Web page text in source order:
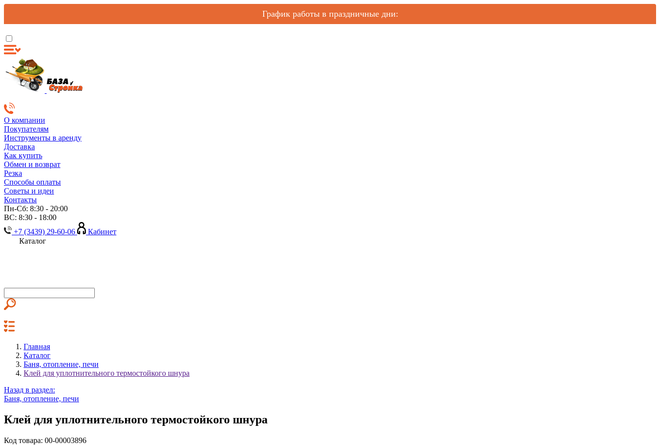
График работы в праздничные дни:
О компании
Покупателям
Инструменты в аренду
Доставка
Как купить
Обмен и возврат
Резка
Способы оплаты
Советы и идеи
Контакты
Пн-Сб: 8:30 - 20:00
ВС: 8:30 - 18:00
+7 (3439) 29-60-06
Кабинет
Каталог
Главная
Каталог
Баня, отопление, печи
Клей для уплотнительного термостойкого шнура
Назад в раздел:
Баня, отопление, печи
Клей для уплотнительного термостойкого шнура
Код товара: 00-00003896